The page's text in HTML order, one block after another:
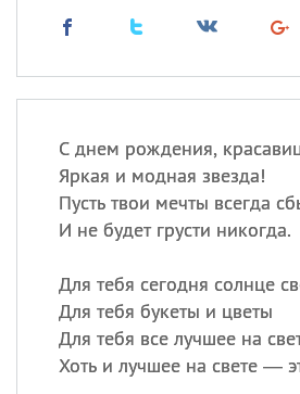
С днем рождения,
Яркая и модная звезда!
Пусть твои мечты всегда
И не будет грусти никогда.
Для тебя сегодня солнце
Для тебя букеты и цветы
Для тебя все лучшее на
Хоть и лучшее на свете —